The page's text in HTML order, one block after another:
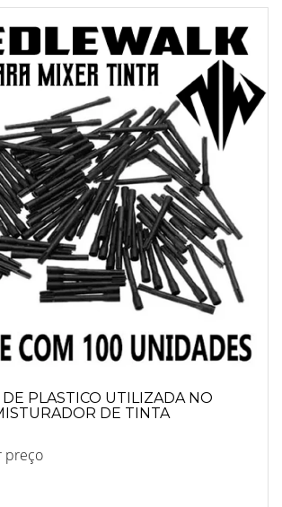
DE PLASTICO UTILIZADA NO
DE TINTA
preço